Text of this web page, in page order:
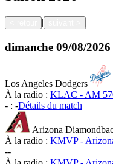
|
dimanche 09/08/2026
Los Angeles Dodgers
À la radio : KLAC - AM
- : -Détails du match
Arizona
À la radio : KMVP -
--